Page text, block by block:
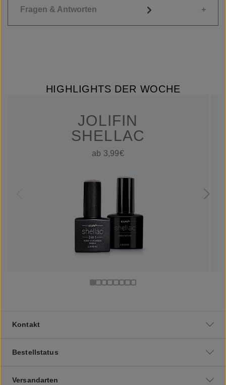
Fragen & Antworten
HIGHLIGHTS DER WOCHE
JOLIFIN
SHELLAC
ab 3,99€
Kontakt
Bestellstatus
Versandarten